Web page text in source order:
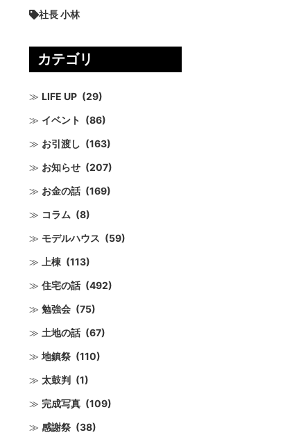
社長 小林
カテゴリ
LIFE UP (29)
イベント (86)
お引渡し (163)
お知らせ (207)
お金の話 (169)
コラム (8)
モデルハウス (59)
上棟 (113)
住宅の話 (492)
勉強会 (75)
土地の話 (67)
地鎮祭 (110)
太鼓判 (1)
完成写真 (109)
感謝祭 (38)